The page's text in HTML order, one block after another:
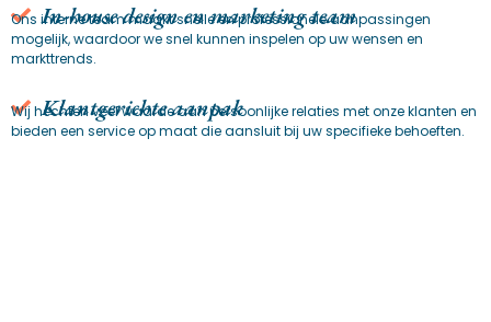
In-house design en marketing team
Ons interne team maakt snelle en professionele aanpassingen
mogelijk, waardoor we snel kunnen inspelen op uw wensen en
markttrends.
Klantgerichte aanpak
Wij hechten veel waarde aan persoonlijke relaties met onze klanten en
bieden een service op maat die aansluit bij uw specifieke behoeften.